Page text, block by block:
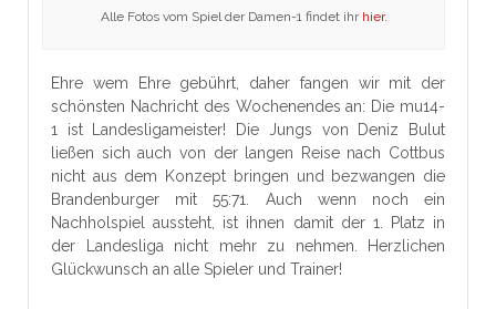
Alle Fotos vom Spiel der Damen-1 findet ihr hier.
Ehre wem Ehre gebührt, daher fangen wir mit der
schönsten Nachricht des Wochenendes an: Die mu14-
1 ist Landesligameister! Die Jungs von Deniz Bulut
ließen sich auch von der langen Reise nach Cottbus
nicht aus dem Konzept bringen und bezwangen die
Brandenburger mit 55:71. Auch wenn noch ein
Nachholspiel aussteht, ist ihnen damit der 1. Platz in
der Landesliga nicht mehr zu nehmen. Herzlichen
Glückwunsch an alle Spieler und Trainer!